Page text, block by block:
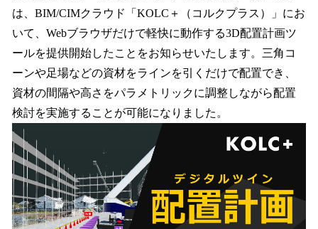
を
読
み
込
中
で
す
は、BIM/CIMクラウド「KOLC＋（コルクプラス）」にお
いて、Webブラウザだけで軽快に動作する3D配置計画ツ
ールを提供開始したことをお知らせいたします。三角コ
ーンや足場などの資材をラインを引くだけで配置でき、
資材の間隔や高さをパラメトリックに調整しながら配置
検討を実施することが可能になりました。